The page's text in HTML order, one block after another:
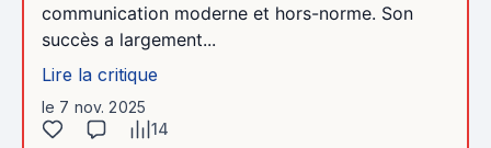
communication moderne et hors-norme. Son
succès a largement...
Lire la critique
le 7 nov. 2025
14